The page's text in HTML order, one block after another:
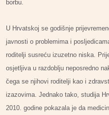
borbu.
U Hrvatskoj se godišnje
javnosti o problemima i
roditelji susreću izuzetno niska.
osjetljiva u razdoblju neposredno
čega se njihovi roditelji kao i
izazovima. Jednako tako, studija
2010. godine pokazala je da